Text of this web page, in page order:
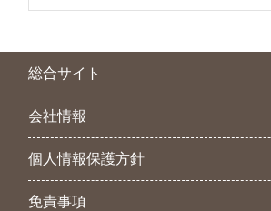
総合サイト
会社情報
個人情報保護方針
免責事項